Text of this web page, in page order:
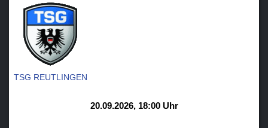
TSG REUTLINGEN
20.09.2026, 18:00 Uhr